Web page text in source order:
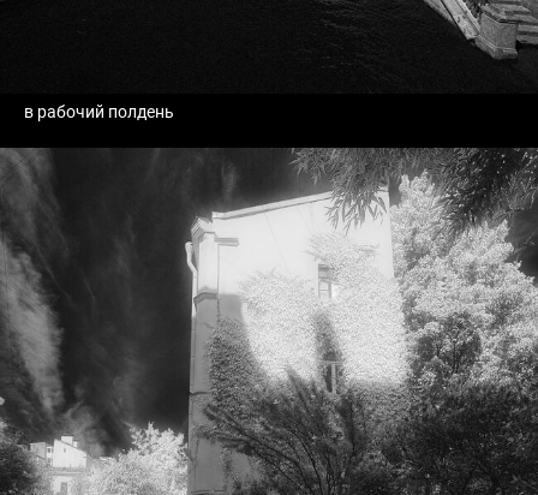
в рабочий полдень